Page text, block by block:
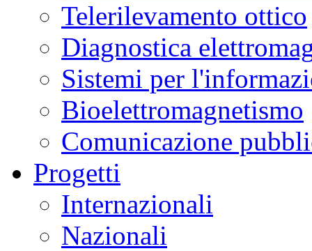
Telerilevamento ottico
Diagnostica
Sistemi per
Bioelettromagnetismo
Comunicazione
Progetti
Internazionali
Nazionali